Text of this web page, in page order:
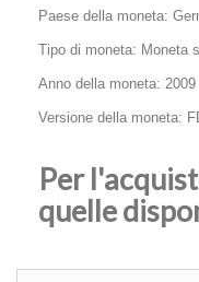
Paese della moneta:
Tipo di moneta: Moneta
Anno della moneta: 2009
Versione della moneta:
Per
quelle